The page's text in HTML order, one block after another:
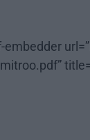
embedder